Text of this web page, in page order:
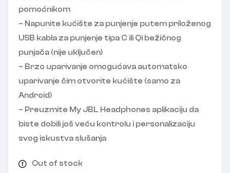
pomoćnikom
– Napunite kućište za punjenje putem priloženog
USB kabla za punjenje tipa C ili Qi bežičnog
punjača (nije uključen)
– Brzo uparivanje omogućava automatsko
uparivanje čim otvorite kućište (samo za
Android)
– Preuzmite My JBL Headphones aplikaciju da
biste dobili još veću kontrolu i personalizaciju
svog iskustva slušanja
Out of stock